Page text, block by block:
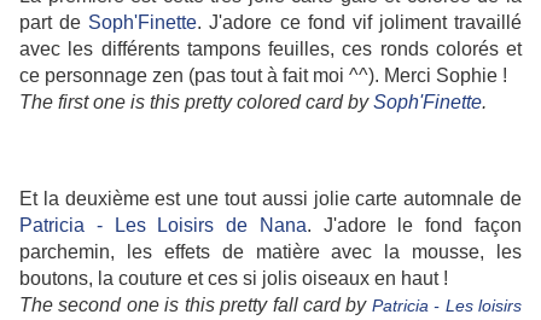
part de Soph'Finette. J'adore ce fond vif joliment travaillé
avec les différents tampons feuilles, ces ronds colorés et
ce personnage zen (pas tout à fait moi ^^). Merci Sophie !
The first one is this pretty colored card bySoph'Finette.
Et la deuxième est une tout aussi jolie carte automnale de
Patricia - Les Loisirs de Nana. J'adore le fond façon
parchemin, les effets de matière avec la mousse, les
boutons, la couture et ces si jolis oiseaux en haut !
The second one is this pretty fall card by Patricia - Les loisirs